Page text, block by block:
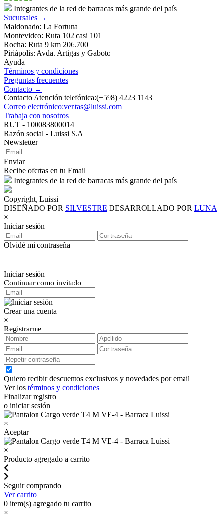
Integrantes de la red de barracas más grande del país
Sucursales →
Maldonado: La Fortuna
Montevideo: Ruta 102 casi 101
Rocha: Ruta 9 km 206.700
Piriápolis: Avda. Artigas y Gaboto
Ayuda
Términos y condiciones
Preguntas frecuentes
Contacto →
Contacto Atención telefónica:(+598) 4223 1143
Correo electrónico:ventas@luissi.com
Trabaja con nosotros
RUT - 100083800014
Razón social - Luissi S.A
Newsletter
Enviar
Recibe ofertas en tu Email
Integrantes de la red de barracas más grande del país
Copyright, Luissi
DISEÑADO POR SILVESTRE DESARROLLADO POR LUNA
×
Iniciar sesión
Olvidé mi contraseña
Iniciar sesión
Continuar como invitado
Crear una cuenta
×
Registrarme
Quiero recibir descuentos exclusivos y novedades por email
Ver los términos y condiciones
Finalizar registro
o iniciar sesión
×
Aceptar
×
Producto agregado a carrito
Seguir comprando
Ver carrito
0 item(s) agregado tu carrito
×